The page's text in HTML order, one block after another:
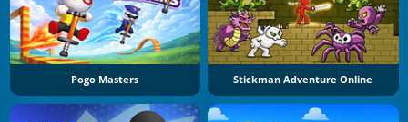
Pogo Masters Stickman Adventure Online